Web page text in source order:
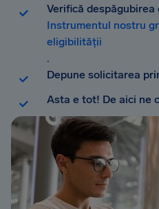
Verifică despăgubirea
Instrumentul nostru
eligibilității
.
Depune solicitarea
Asta e tot! De aici ne